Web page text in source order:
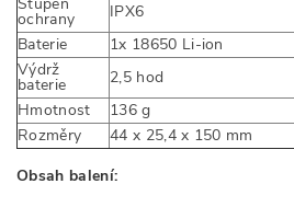
ochrany
IPX6
Baterie
1x 18650 Li-ion
Výdrž
baterie
2,5 hod
Hmotnost
136 g
Rozměry
44 x 25,4 x 150 mm
Obsah balení: